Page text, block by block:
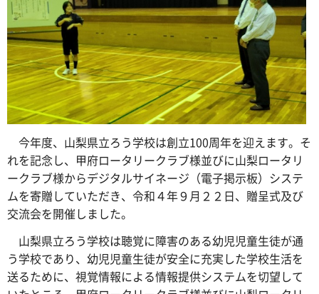
今年度、山梨県立ろう学校は創立100周年を迎えます。そ
れを記念し、甲府ロータリークラブ様並びに山梨ロータリ
ークラブ様からデジタルサイネージ（電子掲示板）システ
ムを寄贈していただき、令和４年９月２２日、贈呈式及び
交流会を開催しました。
山梨県立ろう学校は聴覚に障害のある幼児児童生徒が通
う学校であり、幼児児童生徒が安全に充実した学校生活を
送るために、視覚情報による情報提供システムを切望して